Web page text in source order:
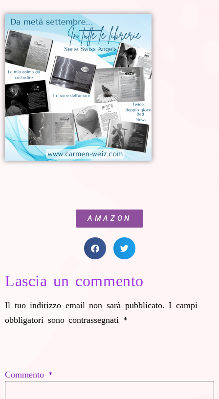
AMAZON
Lascia un commento
Il tuo indirizzo email non sarà pubblicato. I campi
obbligatori sono contrassegnati *
Commento *